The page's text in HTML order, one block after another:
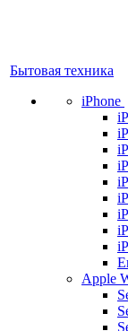
Бытовая техника
iPhone
Apple